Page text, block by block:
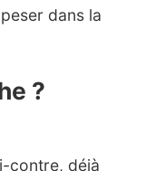
dans la
?
contre, déjà